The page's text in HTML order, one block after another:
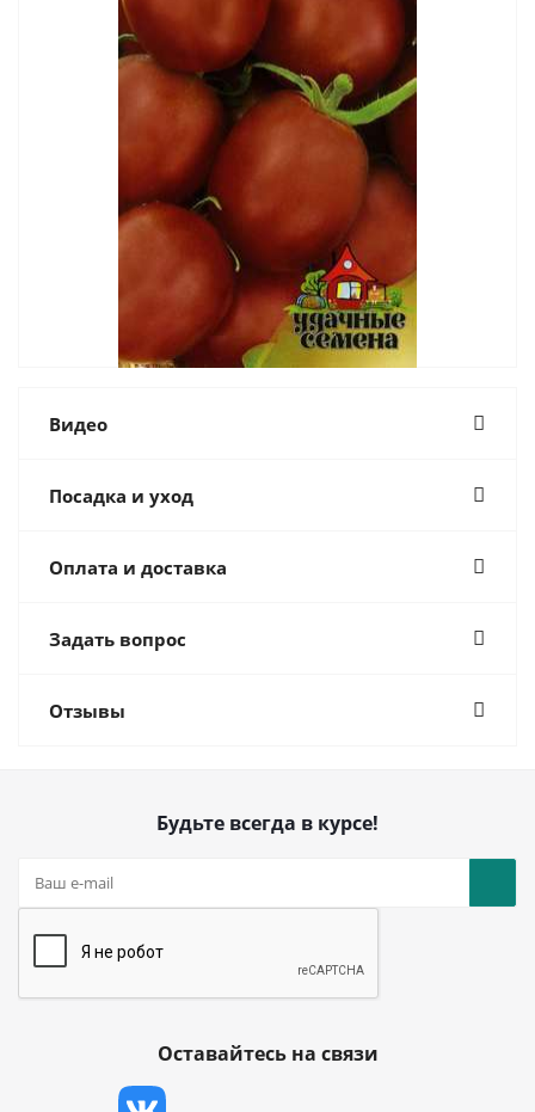
Видео
Посадка и уход
Оплата и доставка
Задать вопрос
Отзывы
Будьте всегда в курсе!
Оставайтесь на связи